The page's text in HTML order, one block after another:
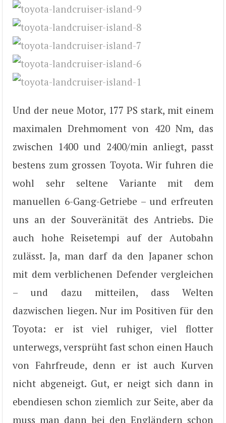
Und der neue Motor, 177 PS stark, mit einem
maximalen Drehmoment von 420 Nm, das
zwischen 1400 und 2400/min anliegt, passt
bestens zum grossen Toyota. Wir fuhren die
wohl sehr seltene Variante mit dem
manuellen 6-Gang-Getriebe – und erfreuten
uns an der Souveränität des Antriebs. Die
auch hohe Reisetempi auf der Autobahn
zulässt. Ja, man darf da den Japaner schon
mit dem verblichenen Defender vergleichen
– und dazu mitteilen, dass Welten
dazwischen liegen. Nur im Positiven für den
Toyota: er ist viel ruhiger, viel flotter
unterwegs, versprüht fast schon einen Hauch
von Fahrfreude, denn er ist auch Kurven
nicht abgeneigt. Gut, er neigt sich dann in
ebendiesen schon ziemlich zur Seite, aber da
muss man dann bei den Engländern schon